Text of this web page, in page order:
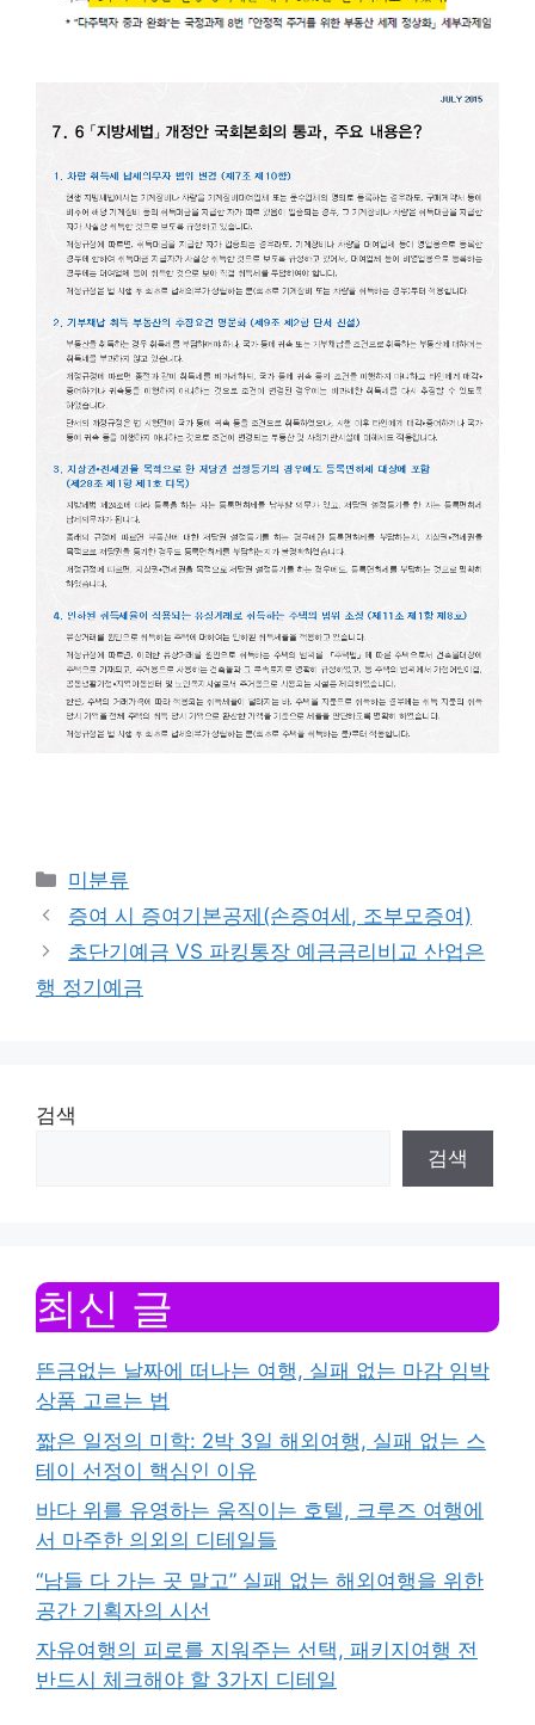
Categories
미분류
증여 시 증여기본공제(손증여세, 조부모증여)
초단기예금 VS 파킹통장 예금금리비교 산업은
행 정기예금
검색
검색
최신 글
뜬금없는 날짜에 떠나는 여행, 실패 없는 마감 임박
상품 고르는 법
짧은 일정의 미학: 2박 3일 해외여행, 실패 없는 스
테이 선정이 핵심인 이유
바다 위를 유영하는 움직이는 호텔, 크루즈 여행에
서 마주한 의외의 디테일들
“남들 다 가는 곳 말고” 실패 없는 해외여행을 위한
공간 기획자의 시선
자유여행의 피로를 지워주는 선택, 패키지여행 전
반드시 체크해야 할 3가지 디테일